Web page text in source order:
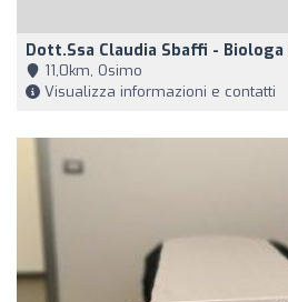
Dott.ssa Claudia Sbaffi -
11,0km, Osimo
Visualizza informazioni e contatti